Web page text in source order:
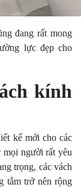
đang rất mong
lực đẹp cho
kính
kế mới cho các
mọi người rất yêu
trọng, các vách
tắm trở nên rộng